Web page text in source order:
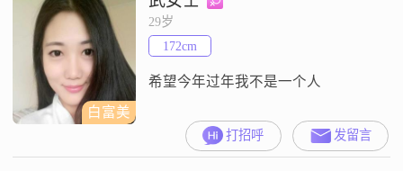
白富美
29岁
172cm
希望今年过年我不是一个人
打招呼 发留言